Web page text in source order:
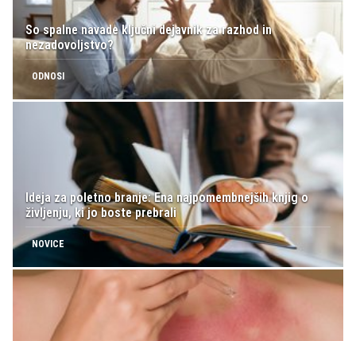
So spalne navade ključni dejavnik za razhod in
nezadovoljstvo?
ODNOSI
Ideja za poletno branje: Ena najpomembnejših knjig o
življenju, ki jo boste prebrali
NOVICE